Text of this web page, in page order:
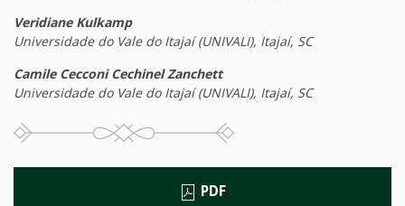
Veridiane Kulkamp
Universidade do Vale do Itajaí (UNIVALI), Itajaí, SC
Camile Cecconi Cechinel Zanchett
Universidade do Vale do Itajaí (UNIVALI), Itajaí, SC
PDF